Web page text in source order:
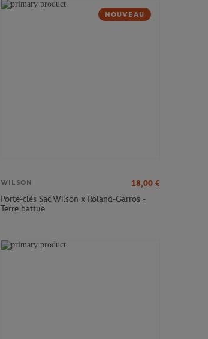
NOUVEAU
WILSON 18,00 €
Porte-clés Sac Wilson x Roland-Garros -
Terre battue